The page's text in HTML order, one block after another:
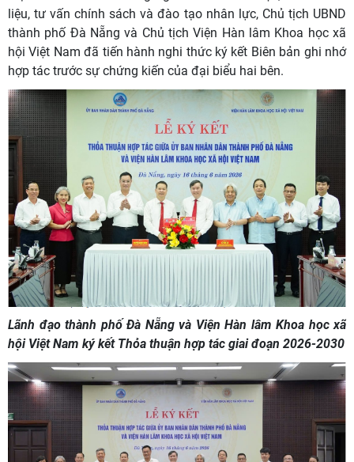
liệu, tư vấn chính sách và đào tạo nhân lực, Chủ tịch UBND
thành phố Đà Nẵng và Chủ tịch Viện Hàn lâm Khoa học xã
hội Việt Nam đã tiến hành nghi thức ký kết Biên bản ghi nhớ
hợp tác trước sự chứng kiến của đại biểu hai bên.
Lãnh đạo thành phố Đà Nẵng và Viện Hàn lâm Khoa học xã
hội Việt Nam ký kết Thỏa thuận hợp tác giai đoạn 2026-2030